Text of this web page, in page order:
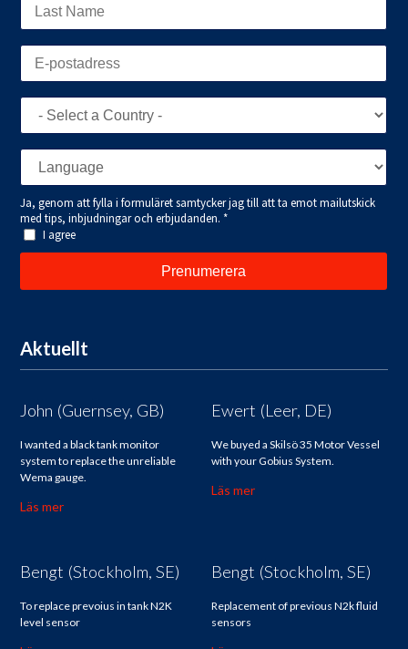
Aktuellt
John (Guernsey, GB)
I wanted a black tank monitor
system to replace the unreliable
Wema gauge.
Läs mer
Ewert (Leer, DE)
We buyed a Skilsö 35 Motor Vessel
with your Gobius System.
Läs mer
Bengt (Stockholm, SE)
To replace prevoius in tank N2K
level sensor
Bengt (Stockholm, SE)
Replacement of previous N2k fluid
sensors